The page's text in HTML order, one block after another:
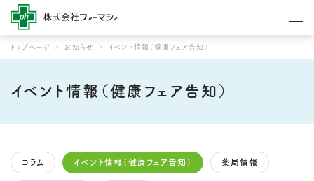
トップページ お知らせ イベント情報（健康フェア告知）
イベント情報（健康フェア告知）
コラム イベント情報（健康フェア告知） 薬局情報